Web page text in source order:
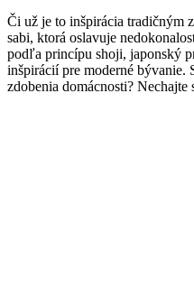
Či už je to inšpirácia tradičným
sabi, ktorá oslavuje
podľa princípu shoji, japonský
inšpirácií pre moderné bývanie.
zdobenia domácnosti? Nechajte